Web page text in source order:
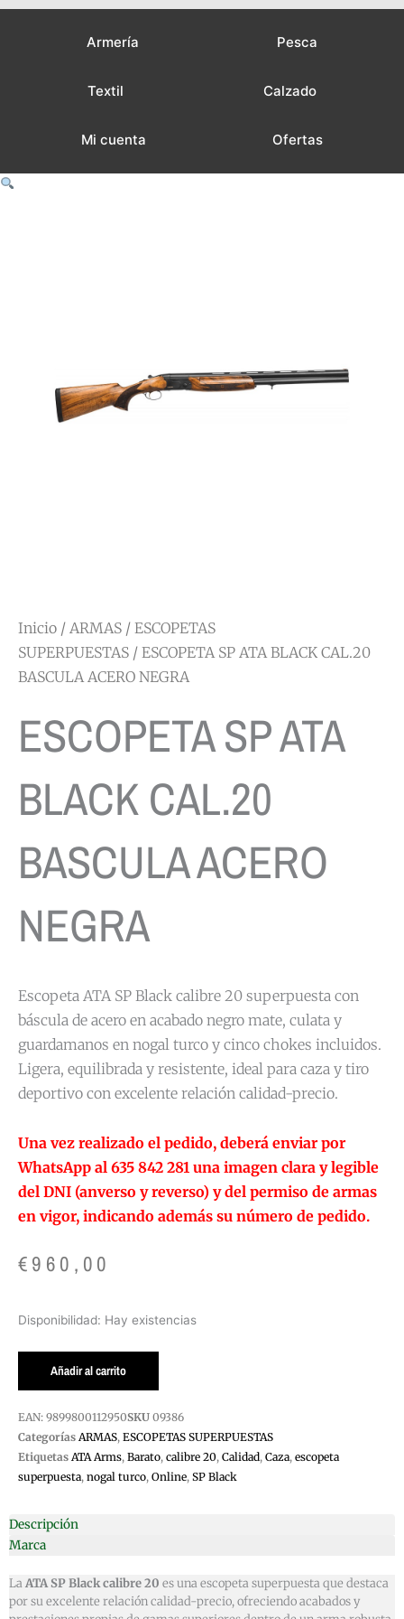
Armería Pesca
Textil Calzado
Mi cuenta Ofertas
Inicio / ARMAS / ESCOPETAS
SUPERPUESTAS / ESCOPETA SP ATA BLACK CAL.20
BASCULA ACERO NEGRA
ESCOPETA SP ATA
BLACK CAL.20
BASCULA ACERO
NEGRA
Escopeta ATA SP Black calibre 20 superpuesta con
báscula de acero en acabado negro mate, culata y
guardamanos en nogal turco y cinco chokes incluidos.
Ligera, equilibrada y resistente, ideal para caza y tiro
deportivo con excelente relación calidad-precio.
Una vez realizado el pedido, deberá enviar por
WhatsApp al 635 842 281 una imagen clara y legible
del DNI (anverso y reverso) y del permiso de armas
en vigor, indicando además su número de pedido.
€960,00
Disponibilidad: Hay existencias
ESCOPETA
BLACK
BASCULA
ACERO
NEGRA
cantidad
Añadir al carrito
EAN: 9899800112950SKU 09386
Categorías ARMAS, ESCOPETAS SUPERPUESTAS
Etiquetas ATA Arms, Barato, calibre 20, Calidad, Caza, escopeta
superpuesta, nogal turco, Online, SP Black
Descripción
Marca
LaATA SP Black calibre 20 es una escopeta superpuesta que destaca
por su excelente relación calidad-precio, ofreciendo acabados y